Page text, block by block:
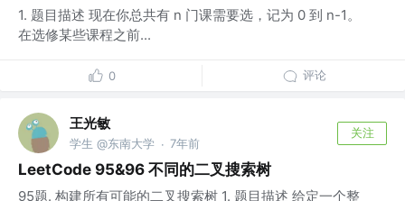
1. 题目描述 现在你总共有 n 门课需要选，记为 0 到 n-1。
在选修某些课程之前...
0 评论
王光敏
学生 @东南大学 · 7年前
关注
LeetCode 95&96 不同的二叉搜索树
95题. 构建所有可能的二叉搜索树 1. 题目描述 给定一个整